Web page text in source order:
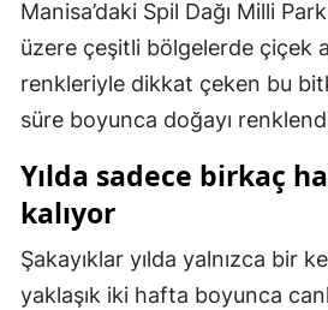
Mersin
İstanbul
İzmir
Kars
Manisa’daki Spil Dağı Milli
üzere çeşitli bölgelerde çiçek
renkleriyle dikkat çeken bu
süre boyunca doğayı
Yılda sadece birkaç
kalıyor
Şakayıklar yılda yalnızca bir
yaklaşık iki hafta boyunca